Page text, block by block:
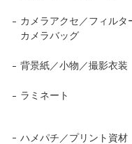
カメラアクセ／フィルタ
カメラバッグ
背景紙／小物／撮影衣装
ラミネート
ハメパチ／プリント資材